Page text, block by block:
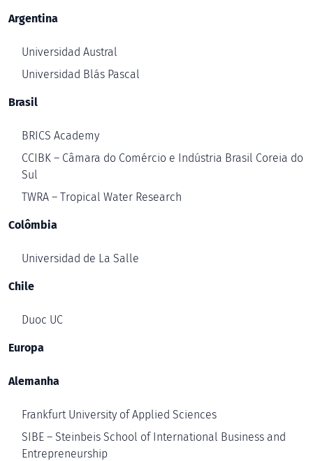
Argentina
Universidad Austral
Universidad Blás Pascal
Brasil
BRICS Academy
CCIBK – Câmara do Comércio e Indústria Brasil Coreia do
Sul
TWRA – Tropical Water Research
Colômbia
Universidad de La Salle
Chile
Duoc UC
Europa
Alemanha
Frankfurt University of Applied Sciences
SIBE – Steinbeis School of International Business and
Entrepreneurship